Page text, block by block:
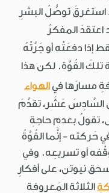
استغرقَ توصُّلُ البشرِ
اعتقدَ المفكرُ
إذا دفعَتْه أو جَرَّتْهُ
تلكَ القُوَّة. لكن هذا
مسارَها في الهواء
السَّادِسَ عَشَر، تقدَّمَ
تقولُ بعدمِ حاجةِ
حَركته - إنَّما القُوَّةُ
أو تسريعِه. وفي
إسحق نيوتن، على أفكارِ
الثلاثة المَعروفة